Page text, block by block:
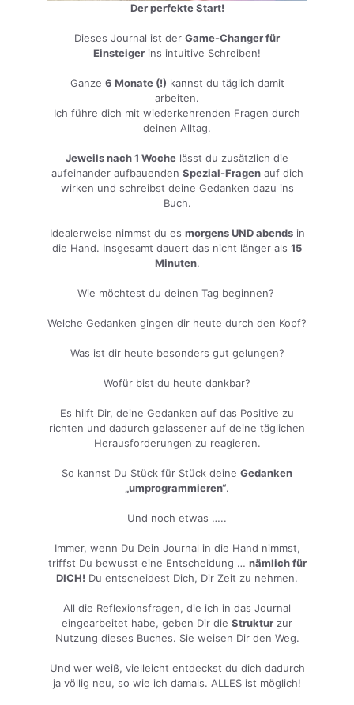
Der perfekte Start!
Dieses Journal ist der Game-Changer für
Einsteiger ins intuitive Schreiben!
Ganze 6 Monate (!) kannst du täglich damit
arbeiten.
Ich führe dich mit wiederkehrenden Fragen durch
deinen Alltag.
Jeweils nach 1 Woche lässt du zusätzlich die
aufeinander aufbauenden Spezial-Fragenauf dich
wirken und schreibst deine Gedanken dazu ins
Buch.
Idealerweise nimmst du es morgens UND abendsin
die Hand. Insgesamt dauert das nicht länger als 15
Minuten.
Wie möchtest du deinen Tag beginnen?
Welche Gedanken gingen dir heute durch den Kopf?
Was ist dir heute besonders gut gelungen?
Wofür bist du heute dankbar?
Es hilft Dir, deine Gedanken auf das Positive zu
richten und dadurch gelassener auf deine täglichen
Herausforderungen zu reagieren.
So kannst Du Stück für Stück deine Gedanken
„umprogrammieren“.
Und noch etwas …..
Immer, wenn Du Dein Journal in die Hand nimmst,
triffst Du bewusst eine Entscheidung … nämlich für
DICH! Du entscheidest Dich, Dir Zeit zu nehmen.
All die Reflexionsfragen, die ich in das Journal
eingearbeitet habe, geben Dir die Struktur zur
Nutzung dieses Buches. Sie weisen Dir den Weg.
Und wer weiß, vielleicht entdeckst du dich dadurch
ja völlig neu, so wie ich damals. ALLES ist möglich!